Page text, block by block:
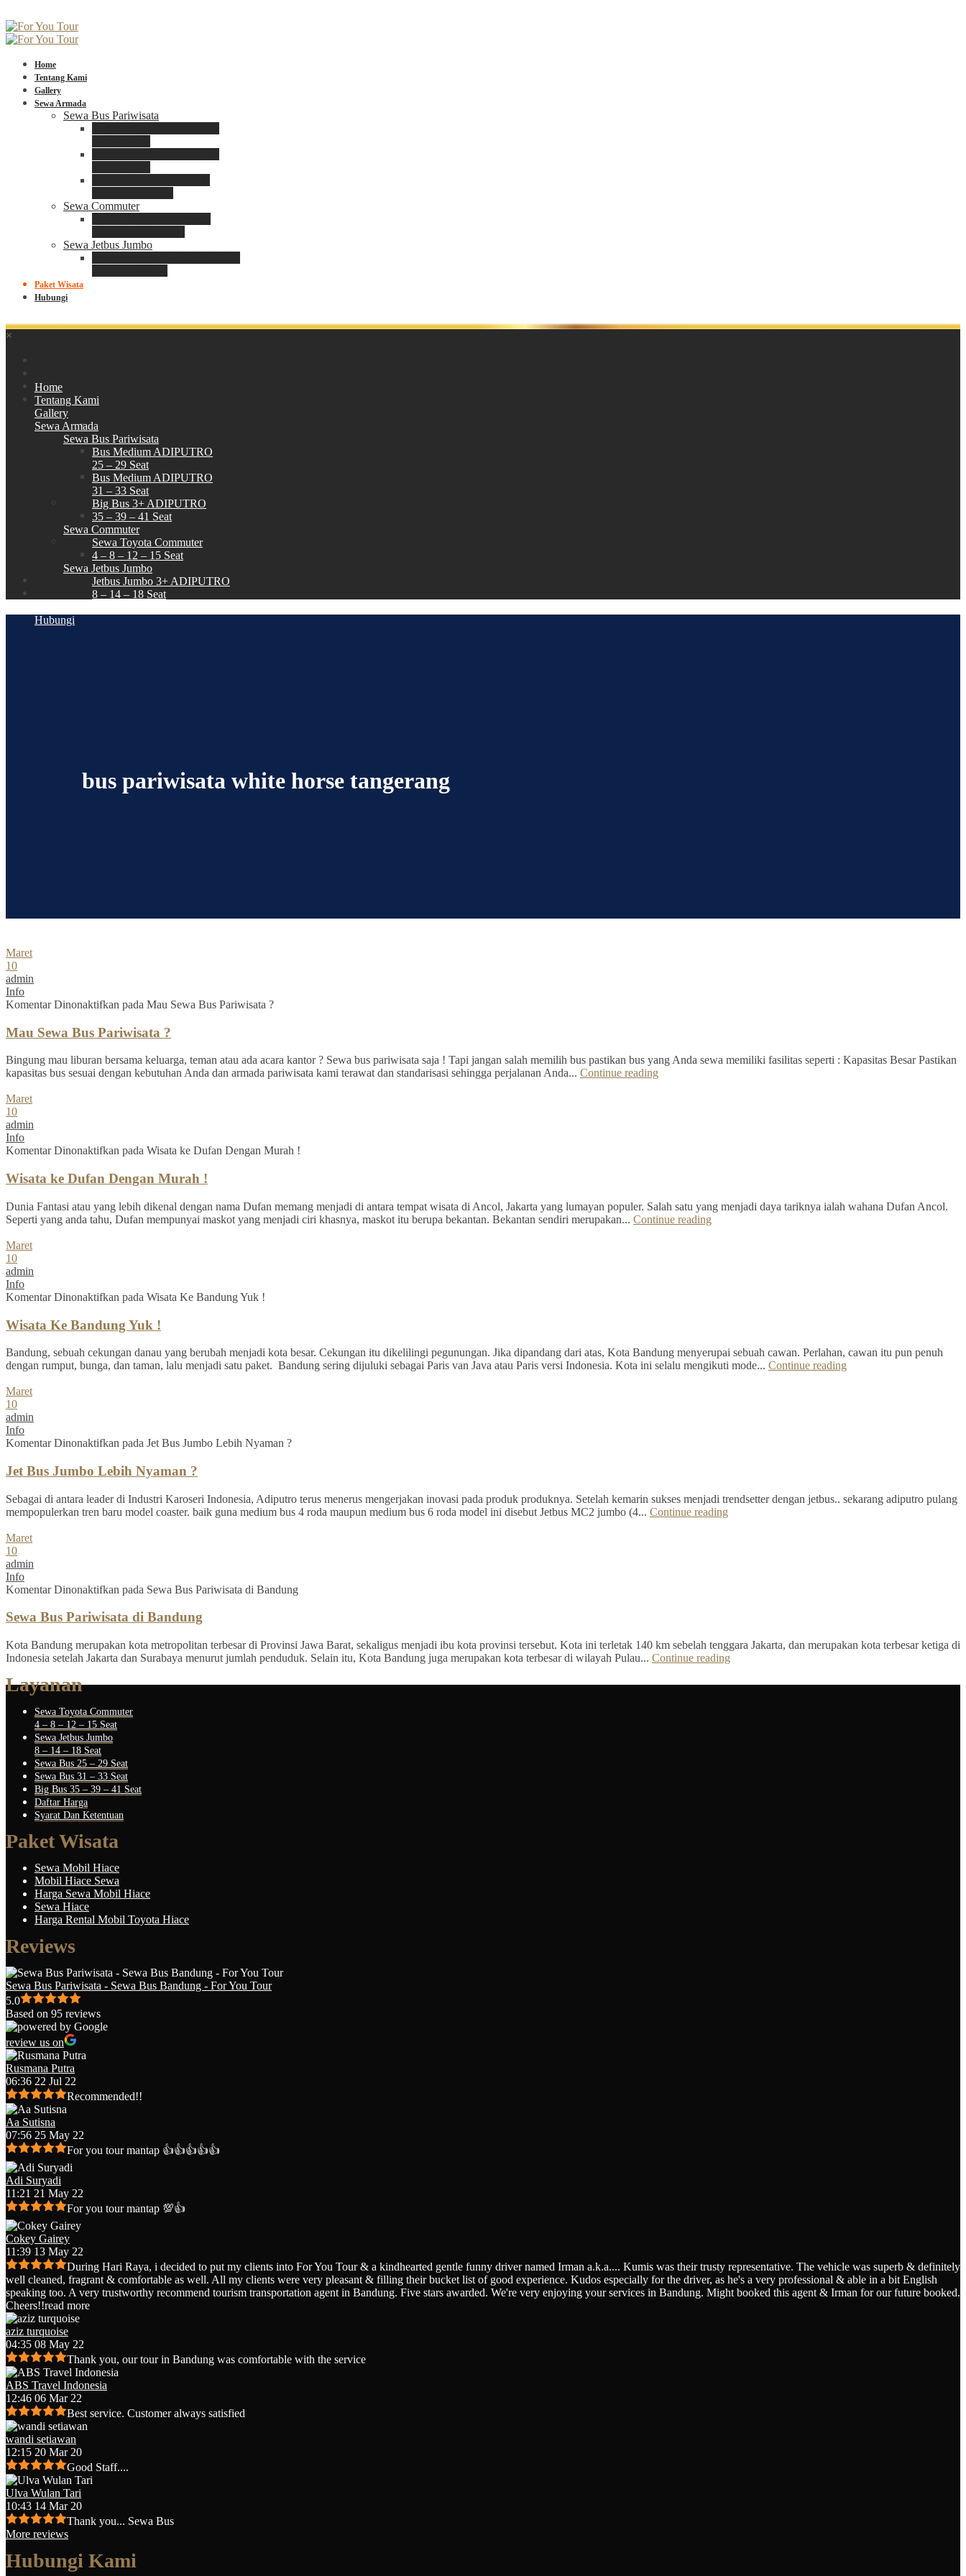
Home
Tentang Kami
Gallery
Sewa Armada
Sewa Bus Pariwisata
Sewa Commuter
Sewa Jetbus Jumbo
Paket Wisata
Hubungi
×
Home
Tentang Kami
Gallery
Sewa Armada
Sewa Bus Pariwisata
Bus Medium ADIPUTRO
25 – 29 Seat
Bus Medium ADIPUTRO
31 – 33 Seat
Big Bus 3+ ADIPUTRO
35 – 39 – 41 Seat
Sewa Commuter
Sewa Toyota Commuter
4 – 8 – 12 – 15 Seat
Sewa Jetbus Jumbo
Jetbus Jumbo 3+ ADIPUTRO
8 – 14 – 18 Seat
Hubungi
bus pariwisata white horse tangerang
Maret
10
admin
Info
Komentar Dinonaktifkan pada Mau Sewa Bus Pariwisata ?
Mau Sewa Bus Pariwisata ?
Bingung mau liburan bersama keluarga, teman atau ada acara kantor ? Sewa bus pariwisata saja ! Tapi jangan salah memilih bus pastikan bus yang Anda sewa memiliki fasilitas seperti : Kapasitas Besar Pastikan
kapasitas bus sesuai dengan kebutuhan Anda dan armada pariwisata kami terawat dan standarisasi sehingga perjalanan Anda... Continue reading
Maret
10
admin
Info
Komentar Dinonaktifkan pada Wisata ke Dufan Dengan Murah !
Wisata ke Dufan Dengan Murah !
Dunia Fantasi atau yang lebih dikenal dengan nama Dufan memang menjadi di antara tempat wisata di Ancol, Jakarta yang lumayan populer. Salah satu yang menjadi daya tariknya ialah wahana Dufan Ancol.
Seperti yang anda tahu, Dufan mempunyai maskot yang menjadi ciri khasnya, maskot itu berupa bekantan. Bekantan sendiri merupakan... Continue reading
Maret
10
admin
Info
Komentar Dinonaktifkan pada Wisata Ke Bandung Yuk !
Wisata Ke Bandung Yuk !
Bandung, sebuah cekungan danau yang berubah menjadi kota besar. Cekungan itu dikelilingi pegunungan. Jika dipandang dari atas, Kota Bandung menyerupai sebuah cawan. Perlahan, cawan itu pun penuh
dengan rumput, bunga, dan taman, lalu menjadi satu paket. Bandung sering dijuluki sebagai Paris van Java atau Paris versi Indonesia. Kota ini selalu mengikuti mode... Continue reading
Maret
10
admin
Info
Komentar Dinonaktifkan pada Jet Bus Jumbo Lebih Nyaman ?
Jet Bus Jumbo Lebih Nyaman ?
Sebagai di antara leader di Industri Karoseri Indonesia, Adiputro terus menerus mengerjakan inovasi pada produk produknya. Setelah kemarin sukses menjadi trendsetter dengan jetbus.. sekarang adiputro pulang
mempopulerkan tren baru model coaster. baik guna medium bus 4 roda maupun medium bus 6 roda model ini disebut Jetbus MC2 jumbo (4... Continue reading
Maret
10
admin
Info
Komentar Dinonaktifkan pada Sewa Bus Pariwisata di Bandung
Sewa Bus Pariwisata di Bandung
Kota Bandung merupakan kota metropolitan terbesar di Provinsi Jawa Barat, sekaligus menjadi ibu kota provinsi tersebut. Kota ini terletak 140 km sebelah tenggara Jakarta, dan merupakan kota terbesar ketiga di
Indonesia setelah Jakarta dan Surabaya menurut jumlah penduduk. Selain itu, Kota Bandung juga merupakan kota terbesar di wilayah Pulau... Continue reading
Layanan
Sewa Toyota Commuter
4 – 8 – 12 – 15 Seat
Sewa Jetbus Jumbo
8 – 14 – 18 Seat
Sewa Bus 25 – 29 Seat
Sewa Bus 31 – 33 Seat
Big Bus 35 – 39 – 41 Seat
Daftar Harga
Syarat Dan Ketentuan
Paket Wisata
Sewa Mobil Hiace
Mobil Hiace Sewa
Harga Sewa Mobil Hiace
Sewa Hiace
Harga Rental Mobil Toyota Hiace
Reviews
Sewa Bus Pariwisata - Sewa Bus Bandung - For You Tour
5.0
Based on 95 reviews
review us on
Rusmana Putra
06:36 22 Jul 22
Recommended!!
Aa Sutisna
07:56 25 May 22
For you tour mantap 👍👍👍👍👍
Adi Suryadi
11:21 21 May 22
For you tour mantap 💯👍
Cokey Gairey
11:39 13 May 22
During Hari Raya, i decided to put my clients into For You Tour & a kindhearted gentle funny driver named Irman a.k.a.... Kumis was their trusty representative. The vehicle was superb & definitely
well cleaned, fragrant & comfortable as well. All my clients were very pleasant & filling their bucket list of good experience. Kudos especially for the driver, as he's a very professional & able in a bit English
speaking too. A very trustworthy recommend tourism transportation agent in Bandung. Five stars awarded. We're very enjoying your services in Bandung. Might booked this agent & Irman for our future booked.
Cheers!!read more
aziz turquoise
04:35 08 May 22
Thank you, our tour in Bandung was comfortable with the service
ABS Travel Indonesia
12:46 06 Mar 22
Best service. Customer always satisfied
wandi setiawan
12:15 20 Mar 20
Good Staff....
Ulva Wulan Tari
10:43 14 Mar 20
Thank you... Sewa Bus
More reviews
Hubungi Kami